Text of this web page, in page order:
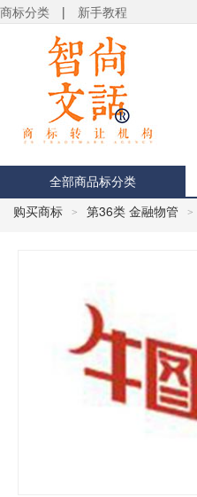
商标分类 | 新手教程
全部商品标分类
购买商标 > 第36类 金融物管 >